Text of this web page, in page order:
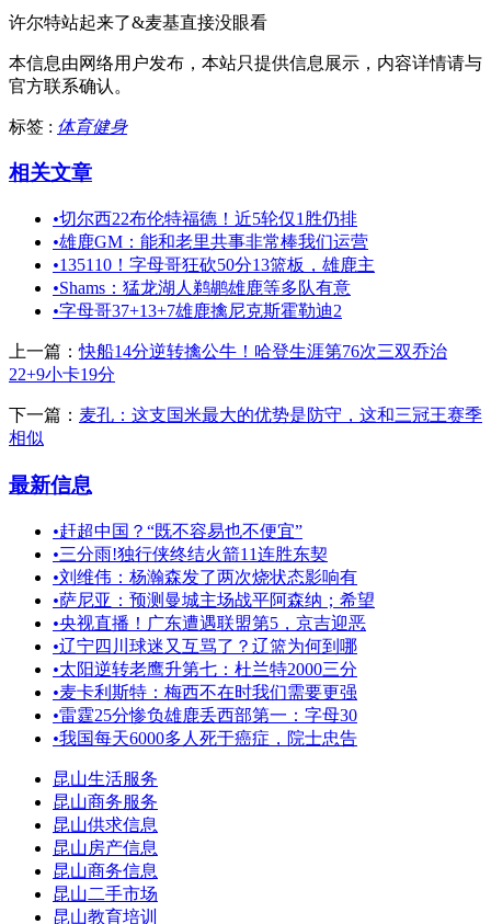
许尔特站起来了&麦基直接没眼看
本信息由网络用户发布， 本站只提供信息展示，内容详情请与
官方联系确认。
标签 : 体育健身
相关文章
•切尔西22布伦特福德！近5轮仅1胜仍排
•雄鹿GM：能和老里共事非常棒我们运营
•135110！字母哥狂砍50分13篮板，雄鹿主
•Shams：猛龙湖人鹈鹕雄鹿等多队有意
•字母哥37+13+7雄鹿擒尼克斯霍勒迪2
上一篇：快船14分逆转擒公牛！哈登生涯第76次三双乔治
22+9小卡19分
下一篇： 麦孔：这支国米最大的优势是防守，这和三冠王赛季
相似
最新信息
•赶超中国？“既不容易也不便宜”
•三分雨!独行侠终结火箭11连胜东契
•刘维伟：杨瀚森发了两次烧状态影响有
•萨尼亚：预测曼城主场战平阿森纳；希望
•央视直播！广东遭遇联盟第5，京吉迎恶
•辽宁四川球迷又互骂了？辽篮为何到哪
•太阳逆转老鹰升第七：杜兰特2000三分
•麦卡利斯特：梅西不在时我们需要更强
•雷霆25分惨负雄鹿丢西部第一：字母30
•我国每天6000多人死于癌症，院士忠告
昆山生活服务
昆山商务服务
昆山供求信息
昆山房产信息
昆山商务信息
昆山二手市场
昆山教育培训